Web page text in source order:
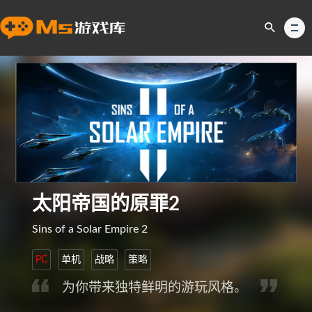
太阳帝国的原罪2
Sins of a Solar Empire 2
PC 单机 战略 策略
为你带来独特鲜明的游玩风格。